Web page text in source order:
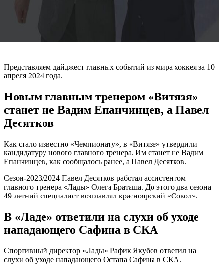
Представляем дайджест главных событий из мира хоккея за 10
апреля 2024 года.
Новым главным тренером «Витязя»
станет не Вадим Епанчинцев, а Павел
Десятков
Как стало известно «Чемпионату», в «Витязе» утвердили
кандидатуру нового главного тренера. Им станет не Вадим
Епанчинцев, как сообщалось ранее, а Павел Десятков.
Сезон-2023/2024 Павел Десятков работал ассистентом
главного тренера «Лады» Олега Браташа. До этого два сезона
49-летний специалист возглавлял красноярский «Сокол».
В «Ладе» ответили на слухи об уходе
нападающего Сафина в СКА
Спортивный директор «Лады» Рафик Якубов ответил на
слухи об уходе нападающего Остапа Сафина в СКА.